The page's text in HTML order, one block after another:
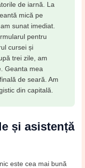
de iarnă. La
mică pe
sunat imediat.
pentru
cursei și
trei zile, am
Geanta mea
de seară. Am
din capitală.
și asistență
este cea mai bună